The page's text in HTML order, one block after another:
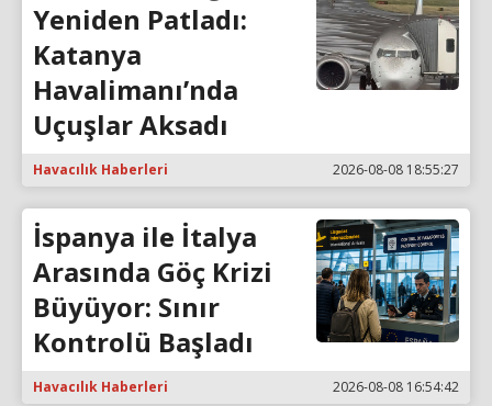
Yeniden Patladı:
Katanya
Havalimanı’nda
Uçuşlar Aksadı
Havacılık Haberleri 2026-08-08 18:55:27
İspanya ile İtalya
Arasında Göç Krizi
Büyüyor: Sınır
Kontrolü Başladı
Havacılık Haberleri 2026-08-08 16:54:42